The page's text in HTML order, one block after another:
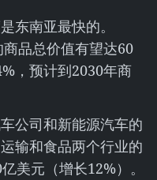
东南亚最快的。
品总价值有望达60
，预计到2030年商
公司和新能源汽车的
输和食品两个行业的
美元（增长12%）。